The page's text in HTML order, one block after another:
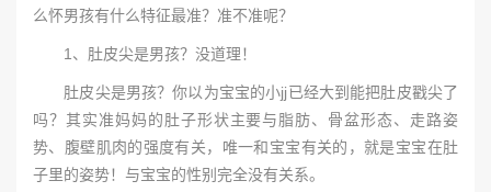
么怀男孩有什么特征最准？准不准呢？
1、肚皮尖是男孩？没道理！
肚皮尖是男孩？你以为宝宝的小jj已经大到能把肚皮戳尖了
吗？其实准妈妈的肚子形状主要与脂肪、骨盆形态、走路姿
势、腹壁肌肉的强度有关，唯一和宝宝有关的，就是宝宝在肚
子里的姿势！与宝宝的性别完全没有关系。